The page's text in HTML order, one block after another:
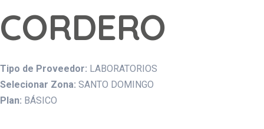
CORDERO
Tipo de Proveedor: LABORATORIOS
Selecionar Zona: SANTO DOMINGO
Plan: BÁSICO